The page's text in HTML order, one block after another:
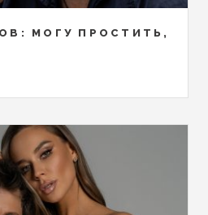
МОГУ ПРОСТИТЬ,